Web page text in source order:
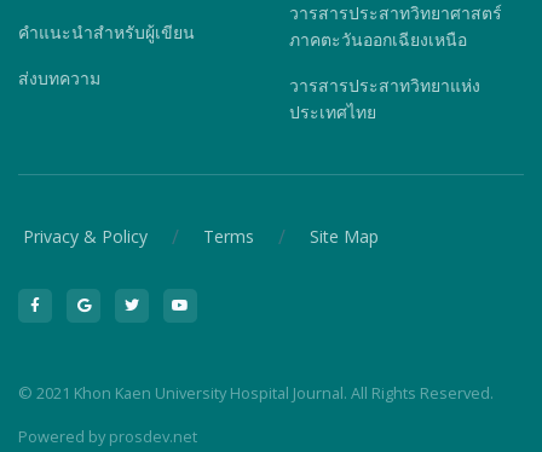
คำแนะนำสำหรับผู้เขียน
ส่งบทความ
วารสารประสาทวิทยาศาสตร์
ภาคตะวันออกเฉียงเหนือ
วารสารประสาทวิทยาแห่ง
ประเทศไทย
Privacy & Policy / Terms / Site Map
© 2021 Khon Kaen University Hospital Journal. All Rights Reserved.
Powered by prosdev.net